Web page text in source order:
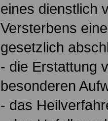
eines dienstlich
Versterbens
gesetzlich
- die Erstattung
besonderen
- das